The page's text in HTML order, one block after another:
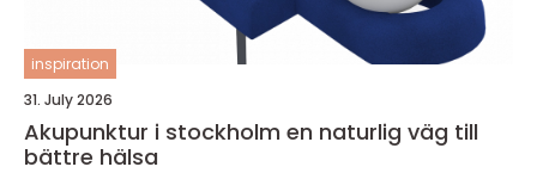
inspiration
31. July 2026
Akupunktur i stockholm en naturlig väg till
bättre hälsa